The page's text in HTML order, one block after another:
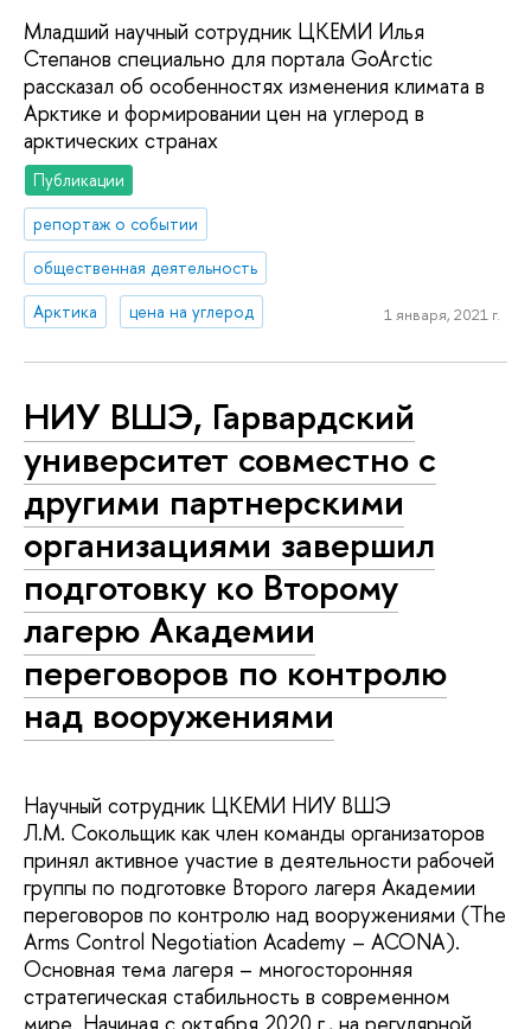
Младший научный сотрудник ЦКЕМИ Илья
Степанов специально для портала GoArctic
рассказал об особенностях изменения климата в
Арктике и формировании цен на углерод в
арктических странах
Публикации
репортаж о событии
общественная деятельность
Арктика
цена на углерод 1 января, 2021 г.
НИУ ВШЭ, Гарвардский
университет совместно с
другими партнерскими
организациями завершил
подготовку ко Второму
лагерю Академии
переговоров по контролю
над вооружениями
Научный сотрудник ЦКЕМИ НИУ ВШЭ
Л.М. Сокольщик как член команды организаторов
принял активное участие в деятельности рабочей
группы по подготовке Второго лагеря Академии
переговоров по контролю над вооружениями (The
Arms Control Negotiation Academy – ACONA).
Основная тема лагеря – многосторонняя
стратегическая стабильность в современном